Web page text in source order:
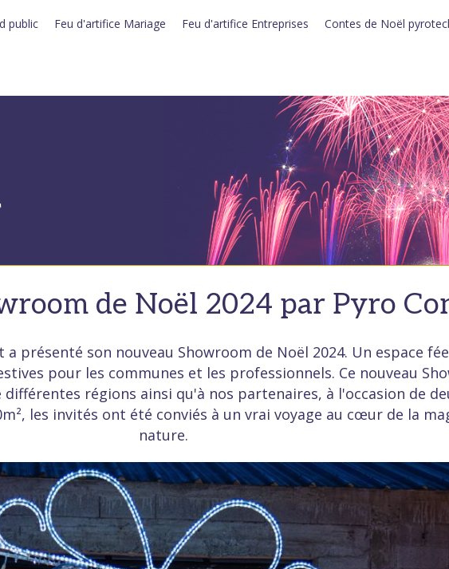
public Feu d'artifice Mariage Feu d'artifice Entreprises Contes de Noël
de Noël 2024 par Pyro
a présenté son nouveau Showroom de Noël 2024. Un espace
pour les communes et les professionnels. Ce nouveau
régions ainsi qu'à nos partenaires, à l'occasion de
les invités ont été conviés à un vrai voyage au cœur de la
nature.